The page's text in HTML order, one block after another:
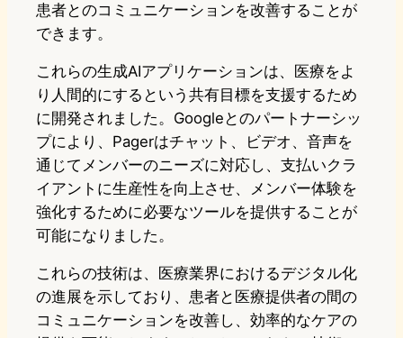
患者とのコミュニケーションを改善することが
できます。
これらの生成AIアプリケーションは、医療をよ
り人間的にするという共有目標を支援するため
に開発されました。Googleとのパートナーシッ
プにより、Pagerはチャット、ビデオ、音声を
通じてメンバーのニーズに対応し、支払いクラ
イアントに生産性を向上させ、メンバー体験を
強化するために必要なツールを提供することが
可能になりました。
これらの技術は、医療業界におけるデジタル化
の進展を示しており、患者と医療提供者の間の
コミュニケーションを改善し、効率的なケアの